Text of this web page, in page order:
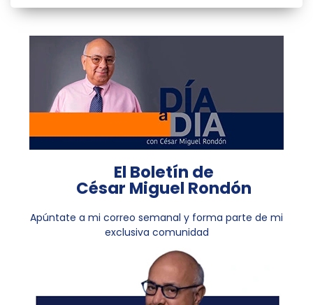
El Boletín de
César Miguel Rondón
Apúntate a mi correo semanal y forma parte de mi
exclusiva comunidad